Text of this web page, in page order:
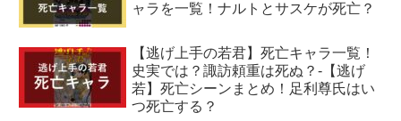
ャラを一覧！ナルトとサスケが死亡？
【逃げ上手の若君】死亡キャラ一覧！
史実では？諏訪頼重は死ぬ？-【逃げ
若】死亡シーンまとめ！足利尊氏はい
つ死亡する？